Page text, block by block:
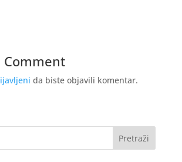
Comment
da biste objavili komentar.